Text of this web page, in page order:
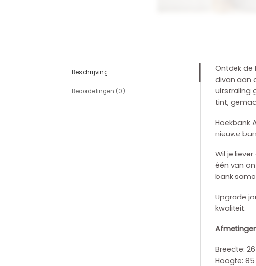
Beschrijving
Beoordelingen (0)
Ontdek de
divan aan
uitstraling
tint,
Hoekbank
nieuwe
Wil je
één van
bank
Upgrade
kwaliteit.
Breedte:
Hoogte: